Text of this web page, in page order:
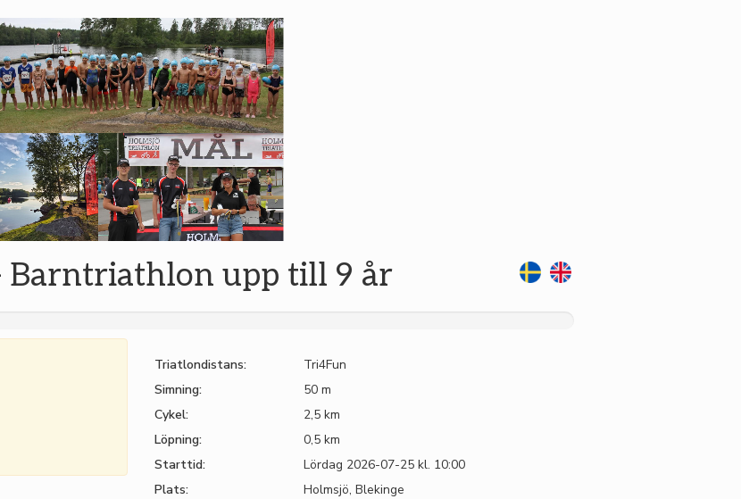
Barntriathlon upp till 9 år
Triatlondistans:
Tri4Fun
Simning:
50 m
Cykel:
2,5 km
Löpning:
0,5 km
Starttid:
Lördag 2026-07-25 kl. 10:00
Plats:
Holmsjö, Blekinge